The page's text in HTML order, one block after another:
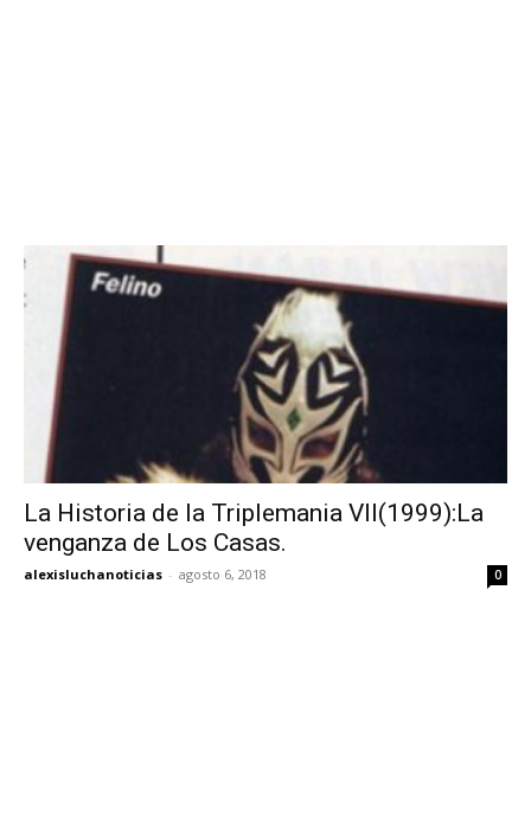
La Historia de la Triplemania VII(1999):La
venganza de Los Casas.
alexisluchanoticias - agosto 6, 2018 0